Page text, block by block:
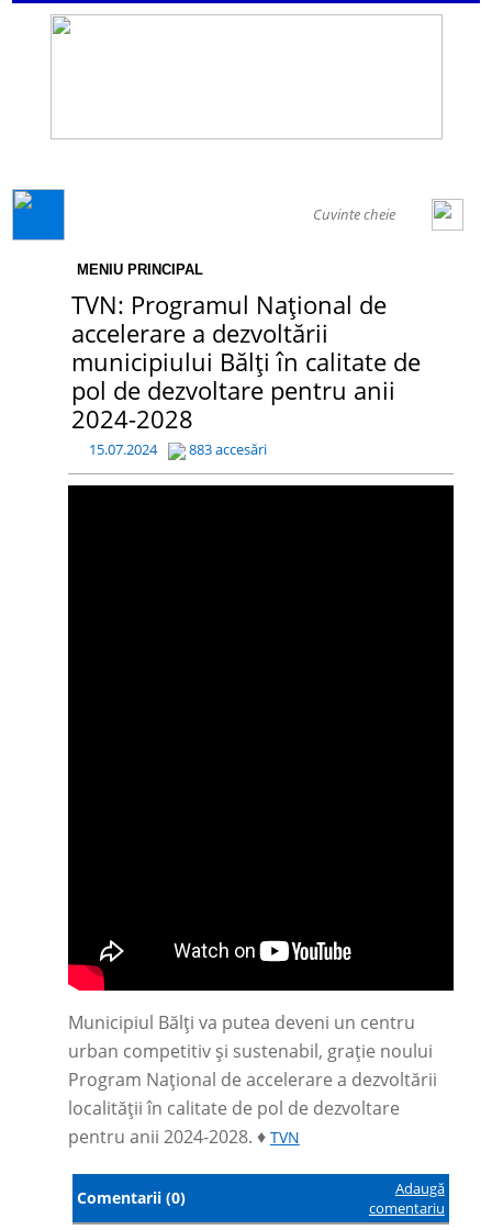
MENIU PRINCIPAL
TVN: Programul Național de
accelerare a dezvoltării
municipiului Bălți în calitate de
pol de dezvoltare pentru anii
2024-2028
15.07.2024 883 accesări
Municipiul Bălți va putea deveni un centru
urban competitiv și sustenabil, grație noului
Program Național de accelerare a dezvoltării
localității în calitate de pol de dezvoltare
pentru anii 2024-2028. ♦ TVN
Comentarii (0)
Adaugă
comentariu